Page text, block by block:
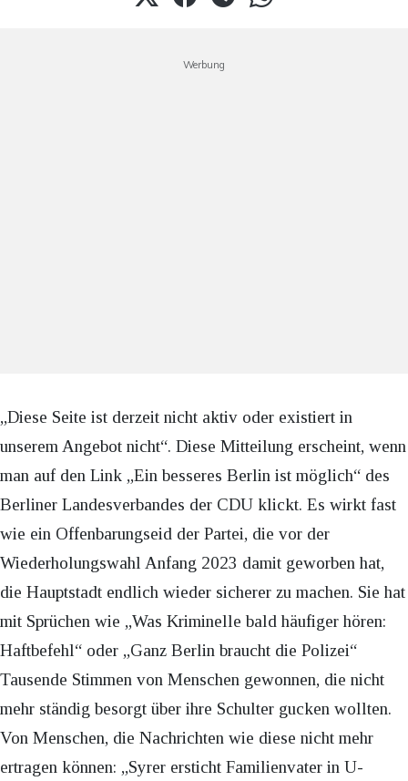
Werbung
„Diese Seite ist derzeit nicht aktiv oder existiert in
unserem Angebot nicht“. Diese Mitteilung erscheint, wenn
man auf den Link „Ein besseres Berlin ist möglich“ des
Berliner Landesverbandes der CDU klickt. Es wirkt fast
wie ein Offenbarungseid der Partei, die vor der
Wiederholungswahl Anfang 2023 damit geworben hat,
die Hauptstadt endlich wieder sicherer zu machen. Sie hat
mit Sprüchen wie „Was Kriminelle bald häufiger hören:
Haftbefehl“ oder „Ganz Berlin braucht die Polizei“
Tausende Stimmen von Menschen gewonnen, die nicht
mehr ständig besorgt über ihre Schulter gucken wollten.
Von Menschen, die Nachrichten wie diese nicht mehr
ertragen können: „Syrer ersticht Familienvater in U-